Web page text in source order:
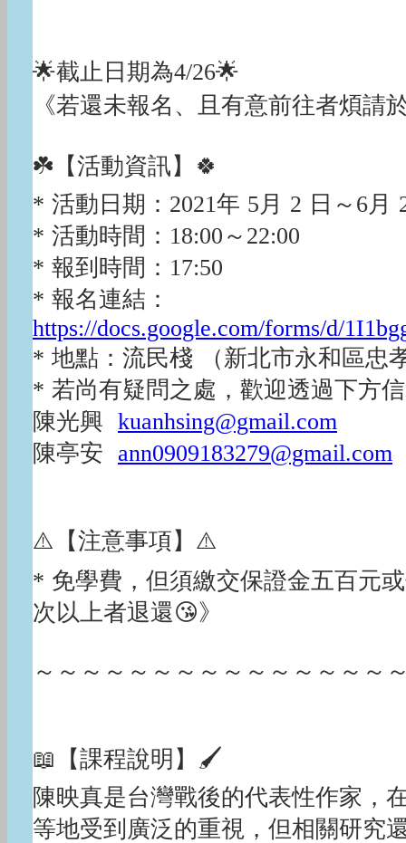
🌟截止日期為4/26🌟
《若還未報名、且有意前往者煩請
☘️【活動資訊】🍀
* 活動日期：2021年 5月 2 日～6月
* 活動時間：18:00～22:00
* 報到時間：17:50
* 報名連結：
https://docs.google.com/forms/d/
* 地點：流民棧 （新北市永和區忠
* 若尚有疑問之處，歡迎透過下方
陳光興 kuanhsing@gmail.com
陳亭安
ann0909183279@gmail.com
⚠️【注意事項】⚠️
* 免學費，但須繳交保證金五百元
次以上者退還😘》
～～～～～～～～～～～～～～～
📖【課程說明】🖌
陳映真是台灣戰後的代表性作家，
等地受到廣泛的重視，但相關研究